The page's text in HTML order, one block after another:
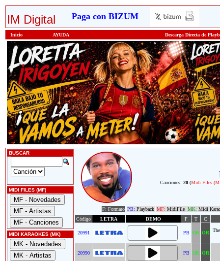
IM Digital Paga con BIZUM
Inicio AYUDA Descarga Directa de
BUSCAR
MIDI FILES (MF)
MIDI KARAOKES (MK)
Canciones: 20(Midi Files
F: Formato PB: Playback MF: MidiFile MK: Midi
Código
LETRA DEMO F T C
20991 PB OR OR
20990 PB OR OR